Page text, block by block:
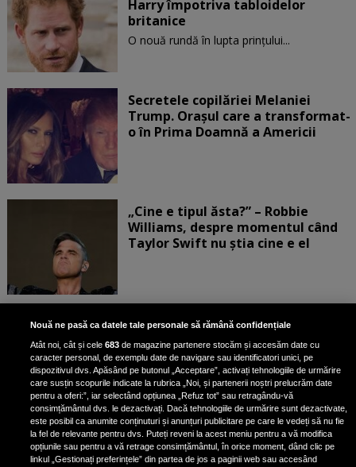
Harry împotriva tabloidelor
britanice
O nouă rundă în lupta prinţului...
Secretele copilăriei Melaniei
Trump. Orașul care a transformat-
o în Prima Doamnă a Americii
„Cine e tipul ăsta?” – Robbie
Williams, despre momentul când
Taylor Swift nu știa cine e el
Bruce Dickinson, solistul trupei
Iron Maiden, şi-a arătat talentul
de scrimer la un concurs în Franţa
Nicki Minaj, acuzată de agresiune
de fostul manager: Detalii șocante
Nouă ne pasă ca datele tale personale să rămână confidențiale
Atât noi, cât și cele683 de magazine partenere stocăm și accesăm date cu
caracter personal, de exemplu date de navigare sau identificatori unici, pe
dispozitivul dvs. Apăsând pe butonul „Acceptare”, activați tehnologiile de urmărire
care susțin scopurile indicate la rubrica „Noi, și partenerii noștri prelucrăm date
pentru a oferi:”, iar selectând opțiunea „Refuz tot” sau retragându-vă
consimțământul dvs. le dezactivați. Dacă tehnologiile de urmărire sunt dezactivate,
este posibil ca anumite conținuturi și anunțuri publicitare pe care le vedeți să nu fie
la fel de relevante pentru dvs. Puteți reveni la acest meniu pentru a vă modifica
opțiunile sau pentru a vă retrage consimțământul, în orice moment, dând clic pe
linkul „Gestionați preferințele” din partea de jos a paginii web sau accesând